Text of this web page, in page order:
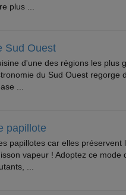
plus ...
Sud Ouest
d'une des régions les plus
du Sud Ouest regorge
...
papillote
papillotes car elles préservent
vapeur ! Adoptez ce mode
...